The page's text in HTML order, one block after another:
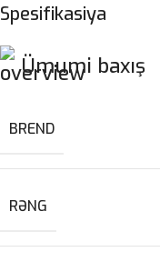
Spesifikasiya
Ümumi baxış
BREND
RƏNG